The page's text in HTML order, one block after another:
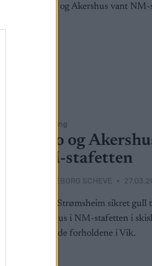
Skiskyting
Oslo og
NM-stafetten
INGEBORG SCHEVE
Endre Strømsheim sikret gull
Akershus i NM-stafetten i
krevende forholdene i Vik.